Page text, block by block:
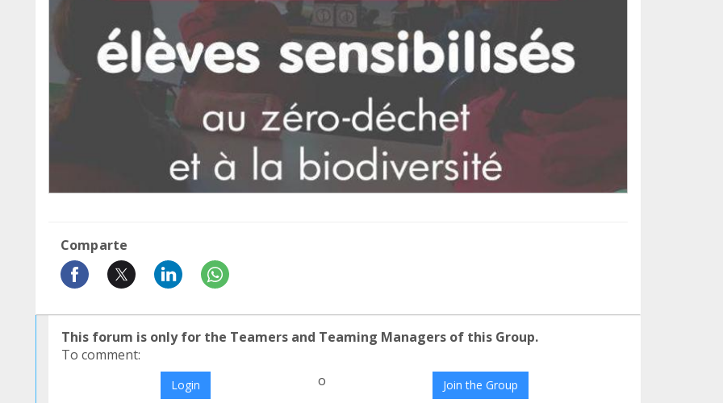
Comparte
This forum is only for the Teamers and Teaming Managers of this Group.
To comment:
Login o Join the Group